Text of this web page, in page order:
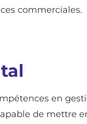
commerciales.
en
de mettre